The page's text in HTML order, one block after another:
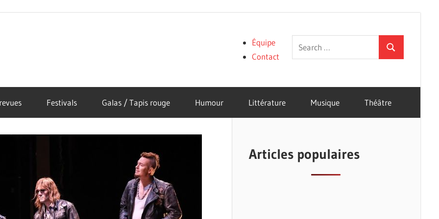
Search
for:
Search
Équipe
Contact
Festivals Galas / Tapis rouge Humour Littérature Musique Théâtre
Articles populaires